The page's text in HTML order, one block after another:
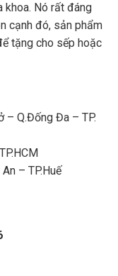
khoa. Nó rất đáng
cạnh đó, sản phẩm
tặng cho sếp hoặc
– Q.Đống Đa – TP.
– TP.Huế